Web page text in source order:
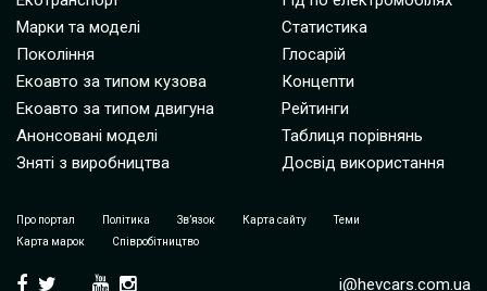
Марки та моделі
Покоління
Екоавто за типом кузова
Екоавто за типом двигуна
Анонсовані моделі
Зняті з виробництва
Статистика
Глосарій
Концепти
Рейтинги
Таблиця порівнянь
Досвід використання
Про портал Політика Зв’язок Карта сайту
Теми
Карта марок
Співробітництво
i@hevcars.com.ua